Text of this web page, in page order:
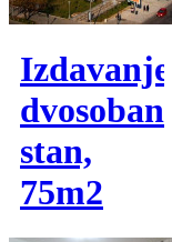
Izdavanje,
dvosoban
stan,
75m2